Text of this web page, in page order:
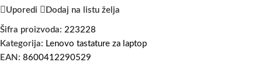
Uporedi Dodaj na listu želja
Šifra proizvoda: 223228
Kategorija: Lenovo tastature za laptop
EAN: 8600412290529